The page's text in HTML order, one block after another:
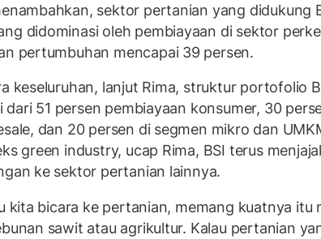
sektor pertanian yang didukung
didominasi oleh pembiayaan di sektor
pertumbuhan mencapai 39 persen.
keseluruhan, lanjut Rima, struktur portofolio
dari 51 persen pembiayaan konsumer, 30
dan 20 persen di segmen mikro dan
green industry, ucap Rima, BSI terus
ke sektor pertanian lainnya.
kita bicara ke pertanian, memang kuatnya itu
sawit atau agrikultur. Kalau pertanian